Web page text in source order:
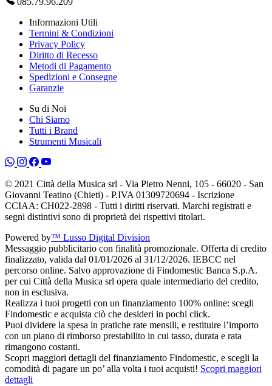
Informazioni Utili
Termini & Condizioni
Privacy Policy
Diritto di Recesso
Metodi di Pagamento
Spedizioni e Consegne
Garanzie
Su di Noi
Chi Siamo
Tutti i Brand
Strumenti Musicali
© 2021 Città della Musica srl - Via Pietro Nenni, 105 - 66020 - San
Giovanni Teatino (Chieti) - P.IVA 01309720694 - Iscrizione
CCIAA: CH022-2898 - Tutti i diritti riservati. Marchi registrati e
segni distintivi sono di proprietà dei rispettivi titolari.
Powered by™ Lusso Digital Division
Messaggio pubblicitario con finalità promozionale. Offerta di credito
finalizzato, valida dal 01/01/2026 al 31/12/2026. IEBCC nel
percorso online. Salvo approvazione di Findomestic Banca S.p.A.
per cui Città della Musica srl opera quale intermediario del credito,
non in esclusiva.
Realizza i tuoi progetti con un finanziamento 100% online: scegli
Findomestic e acquista ciò che desideri in pochi click.
Puoi dividere la spesa in pratiche rate mensili, e restituire l’importo
con un piano di rimborso prestabilito in cui tasso, durata e rata
rimangono costanti.
Scopri maggiori dettagli del finanziamento Findomestic, e scegli la
comodità di pagare un po’ alla volta i tuoi acquisti! Scopri maggiori
dettagli